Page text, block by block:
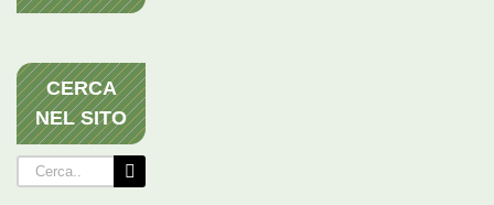
CERCA
NEL SITO
Cerca
per: